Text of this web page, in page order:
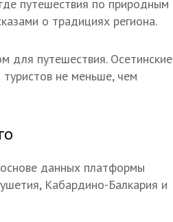
путешествия по природным
о традициях региона.
для путешествия. Осетинские
не меньше, чем
данных платформы
Кабардино-Балкария и